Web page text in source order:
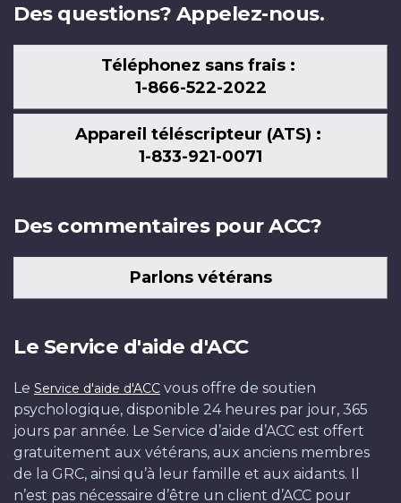
Des questions? Appelez-nous.
Téléphonez sans frais :
1-866-522-2022
Appareil téléscripteur (ATS) :
1-833-921-0071
Des commentaires pour ACC?
Parlons vétérans
Le Service d'aide d'ACC
Le Service d'aide d'ACC vous offre de soutien
psychologique, disponible 24 heures par jour, 365
jours par année. Le Service d’aide d’ACC est offert
gratuitement aux vétérans, aux anciens membres
de la GRC, ainsi qu’à leur famille et aux aidants. Il
n’est pas nécessaire d’être un client d’ACC pour